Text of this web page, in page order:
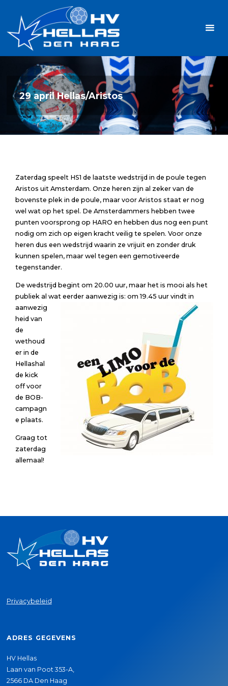
inhoud
29 april Hellas/Aristos
Zaterdag speelt HS1 de laatste wedstrijd in de poule tegen
Aristos uit Amsterdam. Onze heren zijn al zeker van de
bovenste plek in de poule, maar voor Aristos staat er nog
wel wat op het spel. De Amsterdammers hebben twee
punten voorsprong op HARO en hebben dus nog een punt
nodig om zich op eigen kracht veilig te spelen. Voor onze
heren dus een wedstrijd waarin ze vrijuit en zonder druk
kunnen spelen, maar wel tegen een gemotiveerde
tegenstander.
De wedstrijd begint om 20.00 uur, maar het is mooi als het
publiek al wat eerder aanwezig is: om 19.45 uur vindt in
aanwezig
heid van
de
wethoud
er in de
Hellashal
de kick
off voor
de BOB-
campagn
e plaats.
Graag tot
zaterdag
allemaal!
Privacybeleid
ADRES GEGEVENS
HV Hellas
Laan van Poot 353-A,
2566 DA Den Haag